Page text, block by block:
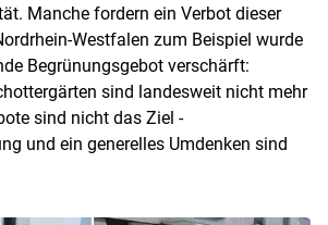
Manche fordern ein Verbot dieser
Westfalen zum Beispiel wurde
Begrünungsgebot verschärft:
sind landesweit nicht mehr
sind nicht das Ziel -
und ein generelles Umdenken sind